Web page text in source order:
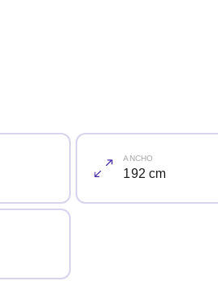
ANCHO
192 cm